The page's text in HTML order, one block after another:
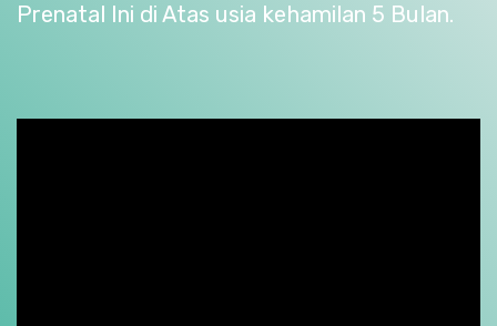
Prenatal Ini di Atas usia kehamilan 5 Bulan.